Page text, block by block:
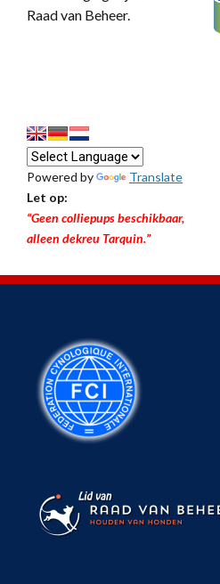
Raad van Beheer.
Powered by
Translate
Let op:
“Geen colliepups beschikbaar,
alleen dekreu Tarquin.”